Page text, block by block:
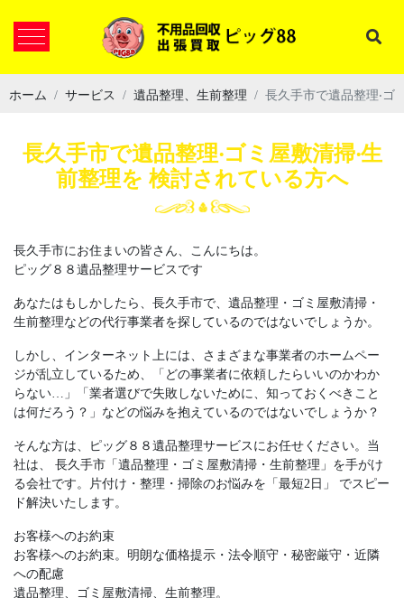
ホーム サービス 遺品整理、生前整理 長久手市で遺品整理‧ゴ
長久手市で遺品整理‧ゴミ屋敷清掃‧⽣
前整理を 検討されている⽅へ
長久手市にお住まいの皆さん、こんにちは。
ピッグ８８遺品整理サービスです
あなたはもしかしたら、長久手市で、遺品整理・ゴミ屋敷清掃・
生前整理などの代行事業者を探しているのではないでしょうか。
しかし、インターネット上には、さまざまな事業者のホームペー
ジが乱立しているため、「どの事業者に依頼したらいいのかわか
らない…」「業者選びで失敗しないために、知っておくべきこと
は何だろう？」などの悩みを抱えているのではないでしょうか？
そんな方は、ピッグ８８遺品整理サービスにお任せください。当
社は、 長久手市「遺品整理・ゴミ屋敷清掃・生前整理」を手がけ
る会社です。片付け・整理・掃除のお悩みを「最短2日」 でスピー
ド解決いたします。
お客様へのお約束
お客様へのお約束。明朗な価格提示・法令順守・秘密厳守・近隣
への配慮
遺品整理、ゴミ屋敷清掃、⽣前整理。